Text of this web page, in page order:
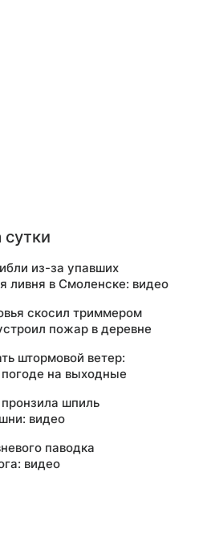
из-за упавших
ливня в Смоленске: видео
скосил триммером
пожар в деревне
штормовой ветер:
на выходные
шпиль
видео
паводка
видео